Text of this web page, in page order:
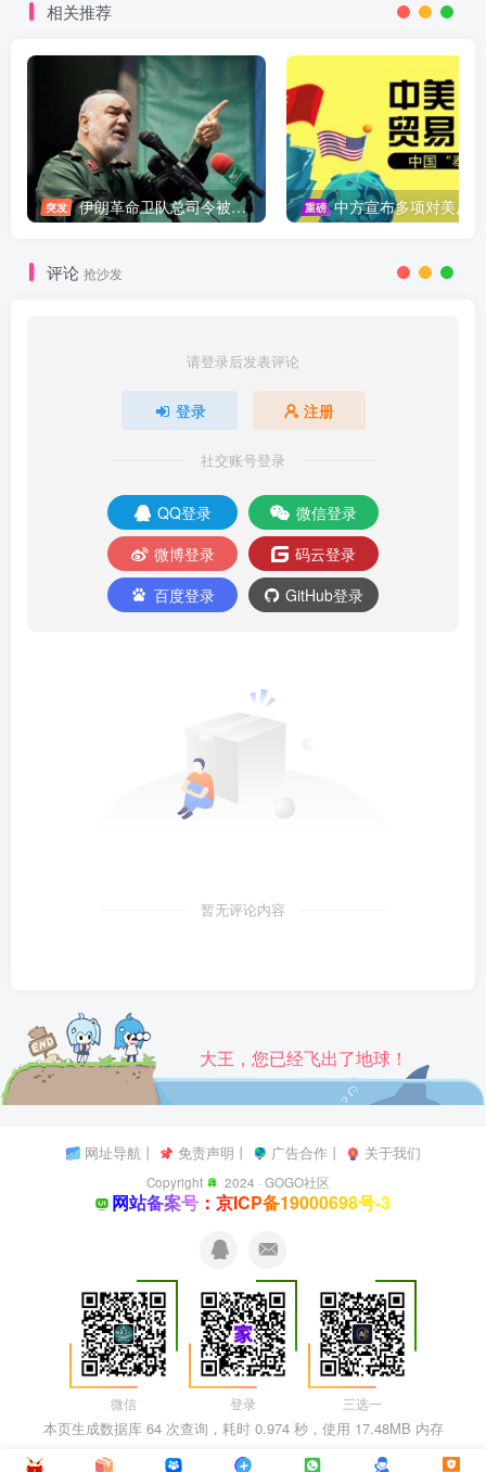
相关推荐
突发 伊朗革命卫队总司令被暗杀，中东局势再添变数 重磅 中方宣布多项对美反制措施，坚决维护自身权益
评论 抢沙发
请登录后发表评论
登录 注册
社交账号登录
QQ登录
微信登录
微博登录
码云登录
百度登录
GitHub登录
暂无评论内容
大王，您已经飞出了地球！
网址导航 丨 免责声明 丨 广告合作丨 关于我们
Copyright 2024 ·GOGO社区
网站备案号：京ICP备19000698号-3
微信 登录 三选一
本页生成数据库 64 次查询，耗时 0.974 秒，使用 17.48MB 内存